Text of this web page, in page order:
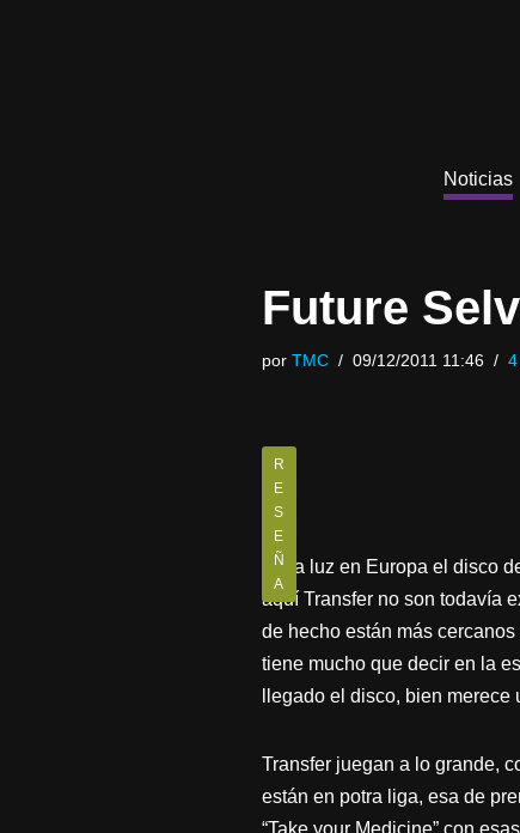
Noticias
Future
por TMC 09/12/2011 11:46
R
E
S
E
Ñ
A
Ve la luz en Europa el disco
aquí Transfer no son todavía
de hecho están más
tiene mucho que decir en la
llegado el disco, bien merece
Transfer juegan a lo grande,
están en potra liga, esa de